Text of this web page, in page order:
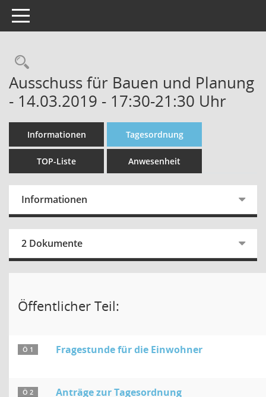
Toggle navigation
Rechercheauswahl
Ausschuss für Bauen und Planung
- 14.03.2019 - 17:30-21:30 Uhr
Informationen Tagesordnung
TOP-Liste Anwesenheit
Informationen
2 Dokumente
Öffentlicher Teil:
Ö 1 Fragestunde für die Einwohner
Ö 2 Anträge zur Tagesordnung